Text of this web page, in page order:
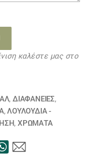
καλέστε μας στο
,ΔΙΑΦΆΝΕΙΕΣ,
,ΛΟΥΛΟΎΔΙΑ -
, ΧΡΏΜΑΤΑ